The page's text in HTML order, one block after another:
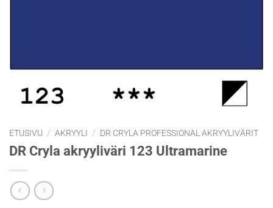
ETUSIVU / AKRYYLI / DR CRYLA PROFESSIONAL AKRYYLIVÄRIT
DR Cryla akryyliväri 123 Ultramarine